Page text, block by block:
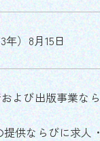
年）8月15日
よび出版事業な
提供ならびに求人